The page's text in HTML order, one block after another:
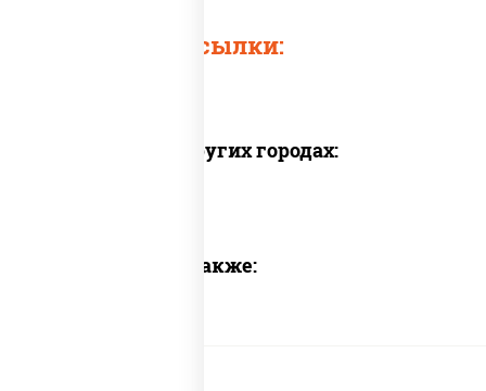
Быстрые ссылки:
Доставка в других городах:
Предлагаем также: